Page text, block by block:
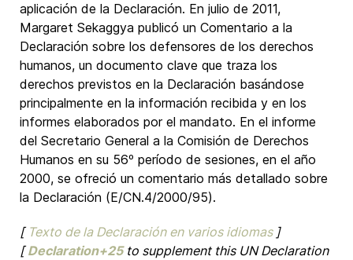
aplicación de la Declaración. En julio de 2011,
Margaret Sekaggya publicó un Comentario a la
Declaración sobre los defensores de los derechos
humanos, un documento clave que traza los
derechos previstos en la Declaración basándose
principalmente en la información recibida y en los
informes elaborados por el mandato. En el informe
del Secretario General a la Comisión de Derechos
Humanos en su 56º período de sesiones, en el año
2000, se ofreció un comentario más detallado sobre
la Declaración (E/CN.4/2000/95).
[ Texto de la Declaración en varios idiomas]
[Declaration+25to supplement this UN Declaration